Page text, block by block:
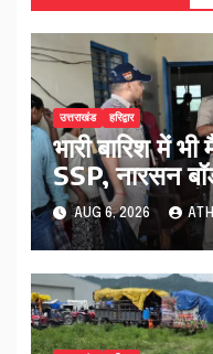
उत्तराखंड हरिद्वार
भारी बारिश में
SSP, नारसन
यात्रा व्यवस्थाओं
AUG 6, 2026